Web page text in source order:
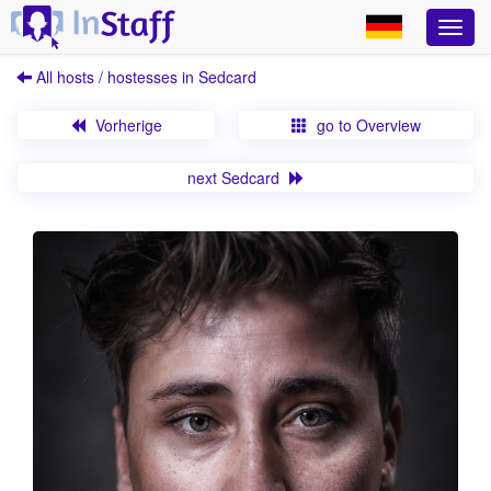
All hosts / hostesses in Sedcard
Vorherige go to Overview
next Sedcard